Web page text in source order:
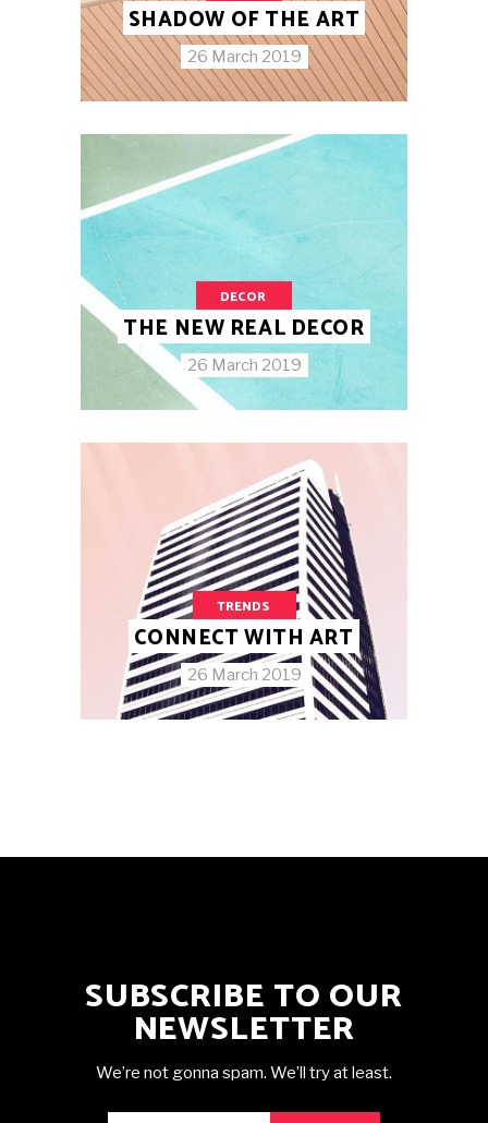
SHADOW OF THE ART
26 March 2019
DECOR
THE NEW REAL DECOR
26 March 2019
TRENDS
CONNECT WITH ART
26 March 2019
SUBSCRIBE TO OUR
NEWSLETTER
We’re not gonna spam. We’ll try at least.